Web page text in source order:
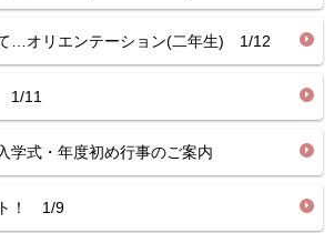
…オリエンテーション(二年生) 1/12
1/11
入学式・年度初め行事のご案内
！ 1/9